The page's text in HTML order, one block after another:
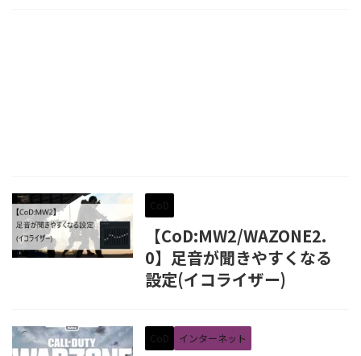
CoD
【CoD:MW2/WAZONE2.
0】足音が聞きやすくなる
設定(イコライザー)
CoD インターネット